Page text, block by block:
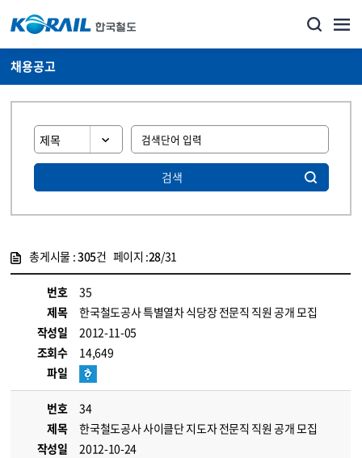
채용공고
검색
총게시물 :305건 페이지 :28/31
번호
35
제목
한국철도공사 특별열차 식당장 전문직 직원 공개 모집
작성일
2012-11-05
조회수
14,649
파일
번호
34
제목
한국철도공사 사이클단 지도자 전문직 직원 공개 모집
작성일
2012-10-24